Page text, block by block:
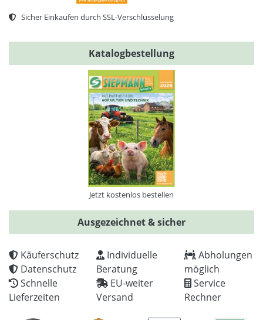
Sicher Einkaufen durch SSL-Verschlüsselung
Katalogbestellung
Jetzt kostenlos bestellen
Ausgezeichnet & sicher
Käuferschutz
Datenschutz
Schnelle
Lieferzeiten
Individuelle
Beratung
EU-weiter
Versand
Abholungen
möglich
Service
Rechner